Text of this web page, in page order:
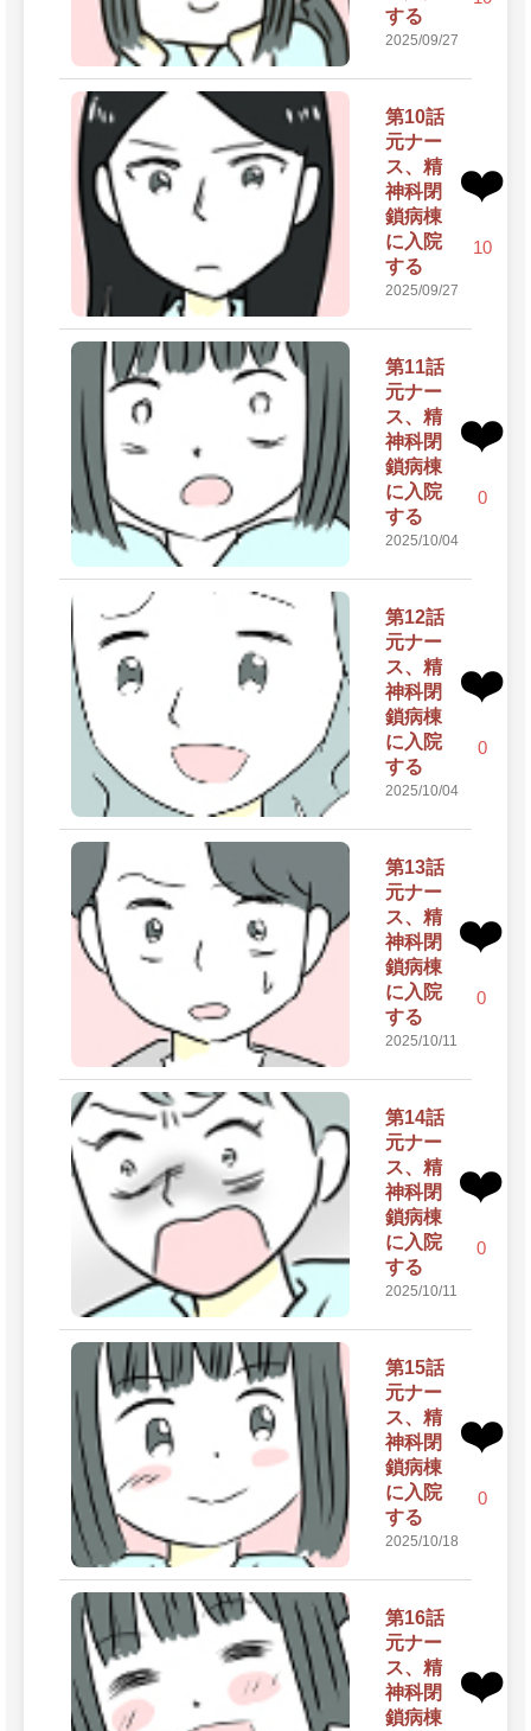
する
2025/09/27
第10話
元ナー
ス、精
神科閉
鎖病棟
に入院
する
2025/09/27
❤️
10
第11話
元ナー
ス、精
神科閉
鎖病棟
に入院
する
2025/10/04
❤️
0
第12話
元ナー
ス、精
神科閉
鎖病棟
に入院
する
2025/10/04
❤️
0
第13話
元ナー
ス、精
神科閉
鎖病棟
に入院
する
2025/10/11
❤️
0
第14話
元ナー
ス、精
神科閉
鎖病棟
に入院
する
2025/10/11
❤️
0
第15話
元ナー
ス、精
神科閉
鎖病棟
に入院
する
2025/10/18
❤️
0
第16話
元ナー
ス、精
神科閉
鎖病棟
❤️